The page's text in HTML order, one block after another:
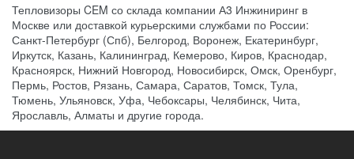
Тепловизоры CEM со склада компании А3 Инжиниринг в
Москве или доставкой курьерскими службами по России:
Санкт-Петербург (Спб), Белгород, Воронеж, Екатеринбург,
Иркутск, Казань, Калининград, Кемерово, Киров, Краснодар,
Красноярск, Нижний Новгород, Новосибирск, Омск, Оренбург,
Пермь, Ростов, Рязань, Самара, Саратов, Томск, Тула,
Тюмень, Ульяновск, Уфа, Чебоксары, Челябинск, Чита,
Ярославль, Алматы и другие города.